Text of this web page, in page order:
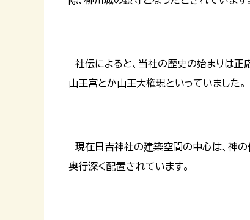
社伝によると、当社の歴史の始まりは
山王宮とか山王大権現といっていました。
現在日吉神社の建築空間の中心は、神の
奥行深く配置されています。